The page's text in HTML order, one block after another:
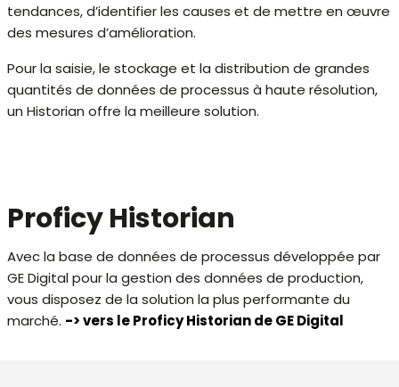
tendances, d’identifier les causes et de mettre en œuvre
des mesures d’amélioration.
Pour la saisie, le stockage et la distribution de grandes
quantités de données de processus à haute résolution,
un Historian offre la meilleure solution.
Proficy Historian
Avec la base de données de processus développée par
GE Digital pour la gestion des données de production,
vous disposez de la solution la plus performante du
marché. -> vers le Proficy Historian de GE Digital